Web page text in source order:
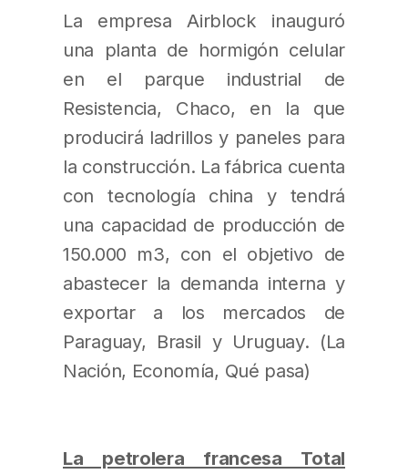
La empresa Airblock inauguró
una planta de hormigón celular
en el parque industrial de
Resistencia, Chaco, en la que
producirá ladrillos y paneles para
la construcción. La fábrica cuenta
con tecnología china y tendrá
una capacidad de producción de
150.000 m3, con el objetivo de
abastecer la demanda interna y
exportar a los mercados de
Paraguay, Brasil y Uruguay. (La
Nación, Economía, Qué pasa)
La petrolera francesa Total